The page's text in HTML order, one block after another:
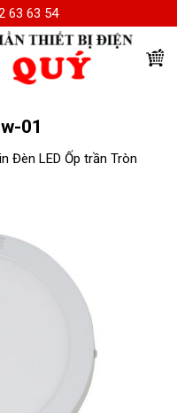
63 63 54
01
in Đèn LED Ốp trần Tròn